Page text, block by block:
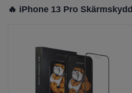
🔥 iPhone 13 Pro Skärmskydd